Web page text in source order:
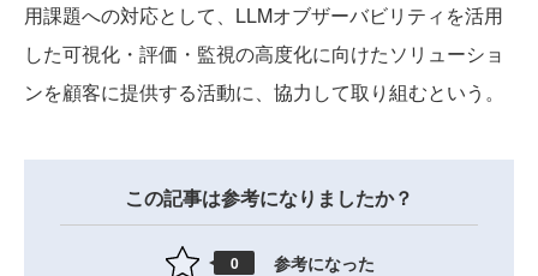
用課題への対応として、LLMオブザーバビリティを活用
した可視化・評価・監視の高度化に向けたソリューショ
ンを顧客に提供する活動に、協力して取り組むという。
この記事は参考になりましたか？
0 参考になった